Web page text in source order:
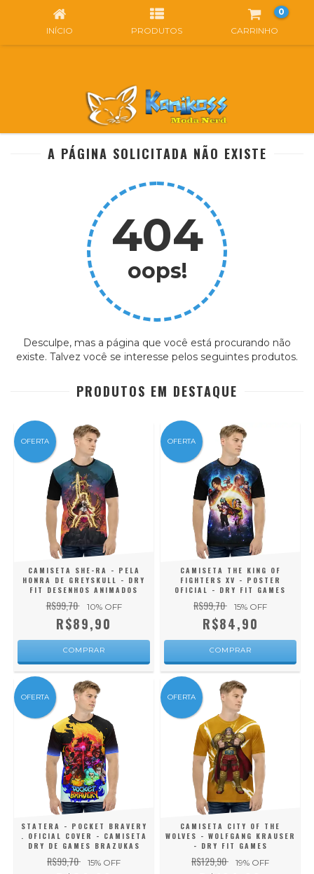
INÍCIO PRODUTOS CARRINHO
0
A PÁGINA SOLICITADA NÃO EXISTE
404
oops!
Desculpe, mas a página que você está procurando não
existe. Talvez você se interesse pelos seguintes produtos.
PRODUTOS EM DESTAQUE
OFERTA
CAMISETA SHE-RA - PELA
HONRA DE GREYSKULL - DRY
FIT DESENHOS ANIMADOS
R$99,70 10% OFF
R$89,90
COMPRAR
OFERTA
CAMISETA THE KING OF
FIGHTERS XV - POSTER
OFICIAL - DRY FIT GAMES
R$99,70 15% OFF
R$84,90
COMPRAR
OFERTA
STATERA - POCKET BRAVERY
. OFICIAL COVER - CAMISETA
DRY DE GAMES BRAZUKAS
R$99,70 15% OFF
OFERTA
CAMISETA CITY OF THE
WOLVES - WOLFGANG KRAUSER
- DRY FIT GAMES
R$129,90 19% OFF